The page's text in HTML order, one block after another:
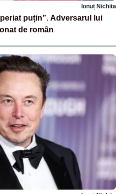
Ionuț Nichita
puțin”. Adversarul lui
de român